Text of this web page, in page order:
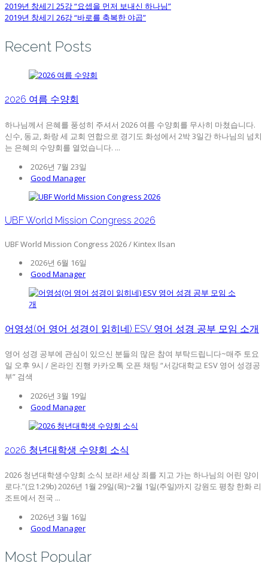
2019년 창세기 25강 “요셉을 먼저 보내신 하나님”
2019년 창세기 26강 “바로를 축복한 야곱”
Recent Posts
2026 여름 수양회
하나님께서 은혜를 풍성히 주셔서 2026 여름 수양회를 무사히 마쳤습니다.
신수, 동교, 화랑 세 교회 연합으로 경기도 화성에서 2박 3일간 하나님의 넘치
는 은혜의 수양회를 열었습니다. ...
2026년 7월 23일
Good Manager
UBF World Mission Congress 2026
UBF World Mission Congress 2026 / Kintex Ilsan
2026년 6월 16일
Good Manager
어영성(어 영어 성경이 읽히네) ESV 영어 성경 공부 모임 소개
영어 성경 공부에 관심이 있으신 분들의 많은 참여 부탁드립니다~매주 토요
일 오후 9시 / 온라인 진행 카카오톡 오픈 채팅 “서강대학교 ESV 영어 성경공
부” 검색
2026년 3월 19일
Good Manager
2026 청년대학생 수양회 소식
2026 청년대학생수양회 소식 보라! 세상 죄를 지고 가는 하나님의 어린 양이
로다.”(요1:29b) 2026년 1월 29일(목)~2월 1일(주일)까지 강원도 평창 한화 리
조트에서 전국 ...
2026년 3월 16일
Good Manager
Most Popular